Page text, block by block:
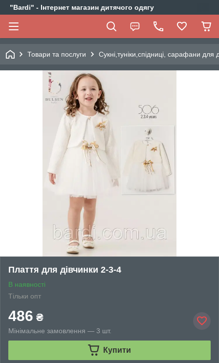
"Bardi" - Інтернет магазин дитячого одягу
Товари та послуги Сукні,туніки,спідниці, сарафани для
Плаття для дівчинки 2-3-4
В наявності
Тільки опт
486 ₴
Мінімальне замовлення — 3 шт.
Купити